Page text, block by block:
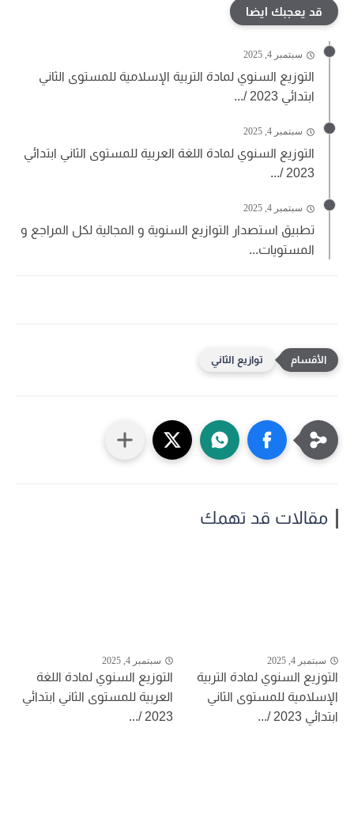
قد يعجبك ايضا
سبتمبر 4, 2025
التوزيع السنوي لمادة التربية الإسلامية للمستوى الثاني
ابتدائي 2023 /...
سبتمبر 4, 2025
التوزيع السنوي لمادة اللغة العربية للمستوى الثاني ابتدائي
2023 /...
سبتمبر 4, 2025
تطبيق استصدار التوازيع السنوية و المجالية لكل المراجع و
المستويات...
توازيع الثاني
مقالات قد تهمك
سبتمبر 4, 2025
التوزيع السنوي لمادة التربية
الإسلامية للمستوى الثاني
ابتدائي 2023 /...
سبتمبر 4, 2025
التوزيع السنوي لمادة اللغة
العربية للمستوى الثاني ابتدائي
2023 /...